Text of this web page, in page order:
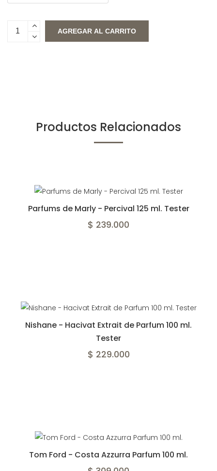
Productos Relacionados
Parfums de Marly - Percival 125 ml. Tester
$ 239.000
Nishane - Hacivat Extrait de Parfum 100 ml.
Tester
$ 229.000
Tom Ford - Costa Azzurra Parfum 100 ml.